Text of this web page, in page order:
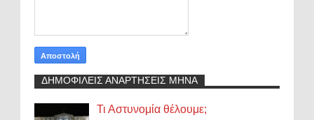
ΔΗΜΟΦΙΛΕΙΣ ΑΝΑΡΤΗΣΕΙΣ ΜΗΝΑ
Τι Αστυνομία θέλουμε;